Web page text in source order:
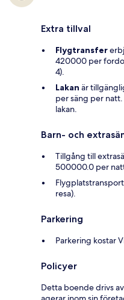
Extra tillval
Flygtransfer
420000 per
4).
Lakan är
per säng per
lakan.
Barn- och
Tillgång till
500000.0 per
resa).
Parkering
Parkering kostar
Policyer
Detta boende drivs